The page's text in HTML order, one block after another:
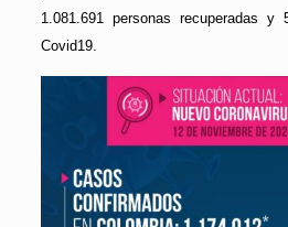
1.081.691 personas recuperadas
Covid19.